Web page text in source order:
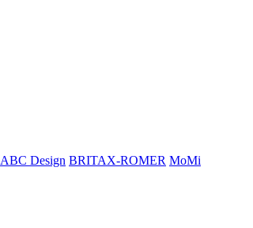
ABC Design BRITAX-ROMER MoMi